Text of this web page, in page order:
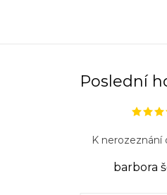
Poslední
K nerozeznání
barbora